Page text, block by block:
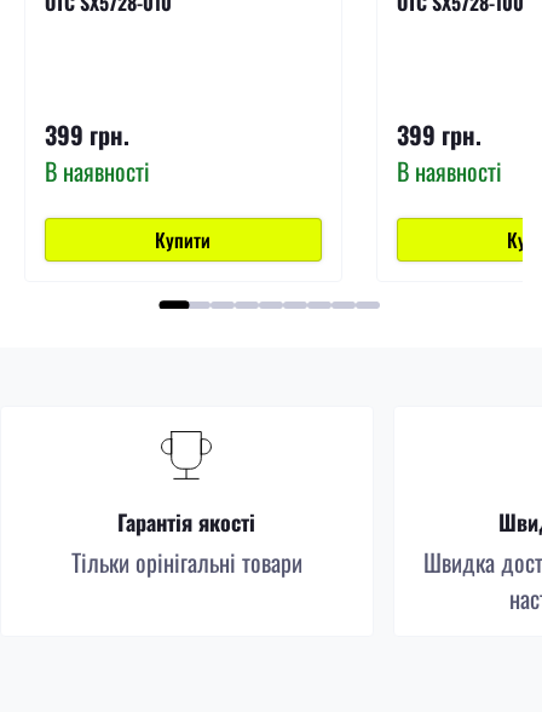
399 грн.
В наявності
Купити
399 грн.
В наявності
Гарантія якості
Тільки орінігальні товари
Швидка